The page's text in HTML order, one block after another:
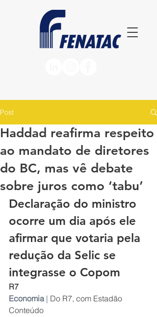
Post
Haddad reafirma respeito
ao mandato de diretores
do BC, mas vê debate
sobre juros como ‘tabu’
Declaração do ministro
ocorre um dia após ele
afirmar que votaria pela
redução da Selic se
integrasse o Copom
R7
Economia | Do R7, com Estadão
Conteúdo